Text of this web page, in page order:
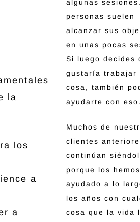
la
los
a
a
algunas
personas suelen
alcanzar sus
en unas pocas
Si luego decides
gustaría trabajar
cosa, también
ayudarte con
Muchos de
clientes
continúan
porque los hemos
ayudado a lo
los años con
cosa que la vida